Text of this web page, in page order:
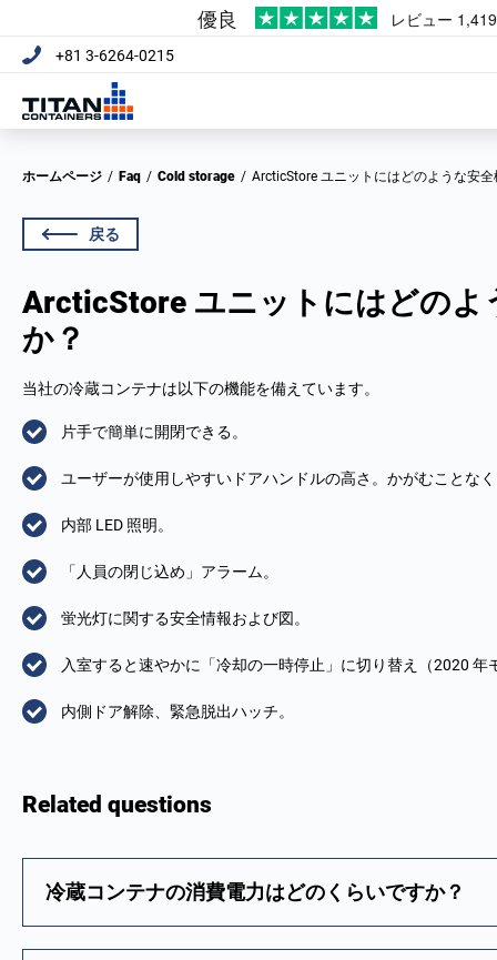
+81 3-6264-0215
ホームページ / Faq / Cold storage / ArcticStore ユニットにはどのような安
戻る
ArcticStore ユニットにはどのよ
か？
当社の冷蔵コンテナは以下の機能を備えています。
片手で簡単に開閉できる。
ユーザーが使用しやすいドアハンドルの高さ。かがむことな
内部 LED 照明。
「人員の閉じ込め」アラーム。
蛍光灯に関する安全情報および図。
入室すると速やかに「冷却の一時停止」に切り替え（2020 年
内側ドア解除、緊急脱出ハッチ。
Related questions
冷蔵コンテナの消費電力はどのくらいですか？